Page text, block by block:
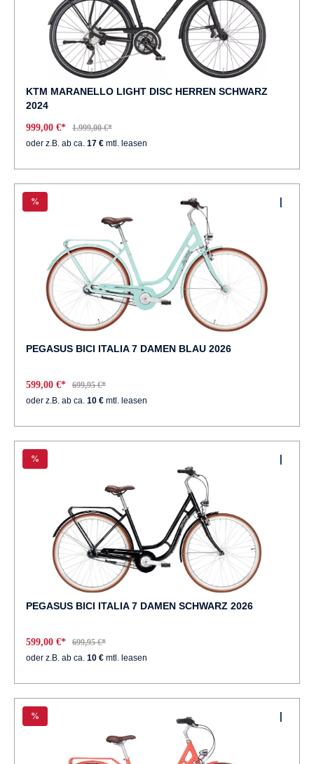
KTM MARANELLO LIGHT DISC HERREN SCHWARZ
2024
999,00 €*
1.999,00 €*
oder z.B. ab ca. 17 € mtl. leasen
%
PEGASUS BICI ITALIA 7 DAMEN BLAU 2026
599,00 €*
699,95 €*
oder z.B. ab ca. 10 € mtl. leasen
%
PEGASUS BICI ITALIA 7 DAMEN SCHWARZ 2026
599,00 €*
699,95 €*
oder z.B. ab ca. 10 € mtl. leasen
%